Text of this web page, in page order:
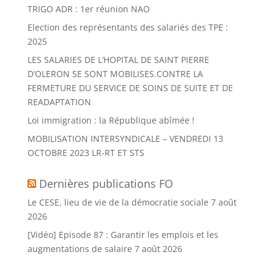
a
i
v
e
:
TRIGO ADR : 1er réunion NAO
Election des représentants des salariés des TPE :
2025
LES SALARIES DE L’HOPITAL DE SAINT PIERRE
D’OLERON SE SONT MOBILISES.CONTRE LA
FERMETURE DU SERVICE DE SOINS DE SUITE ET DE
READAPTATION
Loi immigration : la République abîmée !
MOBILISATION INTERSYNDICALE – VENDREDI 13
OCTOBRE 2023 LR-RT ET STS
Dernières publications FO
Le CESE, lieu de vie de la démocratie sociale 7 août
2026
[Vidéo] Episode 87 : Garantir les emplois et les
augmentations de salaire 7 août 2026